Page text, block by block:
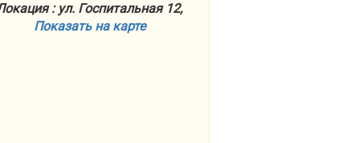
: ул. Госпитальная 12,
Показать на карте